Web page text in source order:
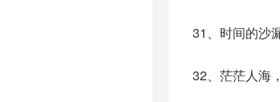
31、时间的沙
32、茫茫人海